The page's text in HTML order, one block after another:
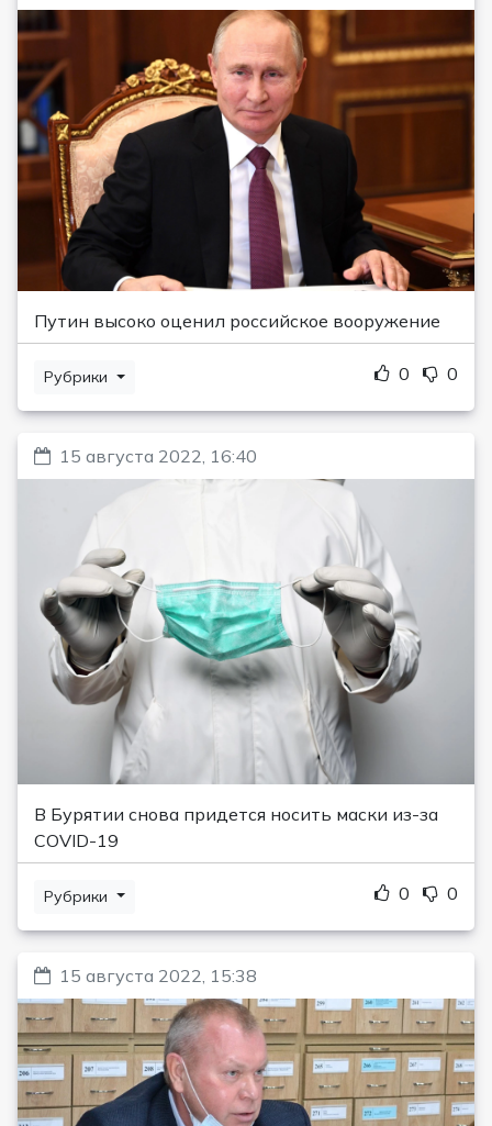
Путин высоко оценил российское вооружение
Рубрики 0 0
15 августа 2022, 16:40
В Бурятии снова придется носить маски из-за
COVID-19
Рубрики 0 0
15 августа 2022, 15:38